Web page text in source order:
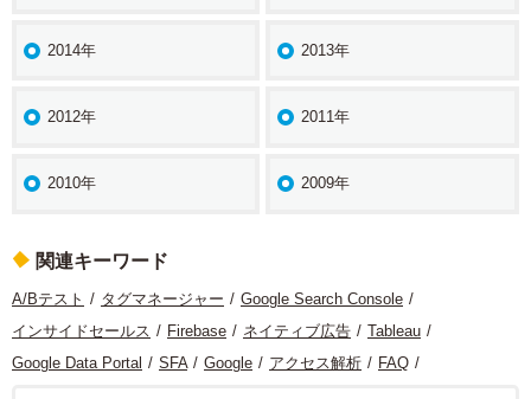
2014年 2013年
2012年 2011年
2010年 2009年
関連キーワード
A/Bテスト タグマネージャー
Google Search Console
インサイドセールス
Firebase ネイティブ広告
Tableau
Google Data Portal
SFA Google アクセス解析
FAQ